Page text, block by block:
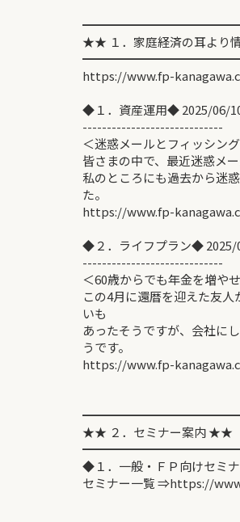
★★ １．家庭経済の耳より
https://www.fp-
◆１．資産運用◆ 2025/06/
-----------------------------
＜迷惑メールとフィッシン
皆さまの中で、最近迷惑メ
私のところにも過去から迷
た。
https://www.fp-
◆２．ライフプラン◆ 2025/
-----------------------------
＜60歳からでも年金を増や
この4月に還暦を迎えた友
いも
あったそうですが、会社に
うです。
https://www.fp-
★★ ２．セミナー案内 ★★
◆１．一般・ＦＰ向けセミ
セミナー一覧 ⇒https://